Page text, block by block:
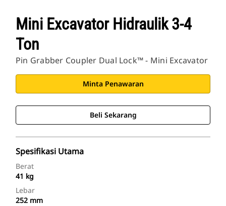
Mini Excavator Hidraulik 3-4
Ton
Pin Grabber Coupler Dual Lock™ - Mini Excavator
Minta Penawaran
Beli Sekarang
Spesifikasi Utama
Berat
41 kg
Lebar
252 mm